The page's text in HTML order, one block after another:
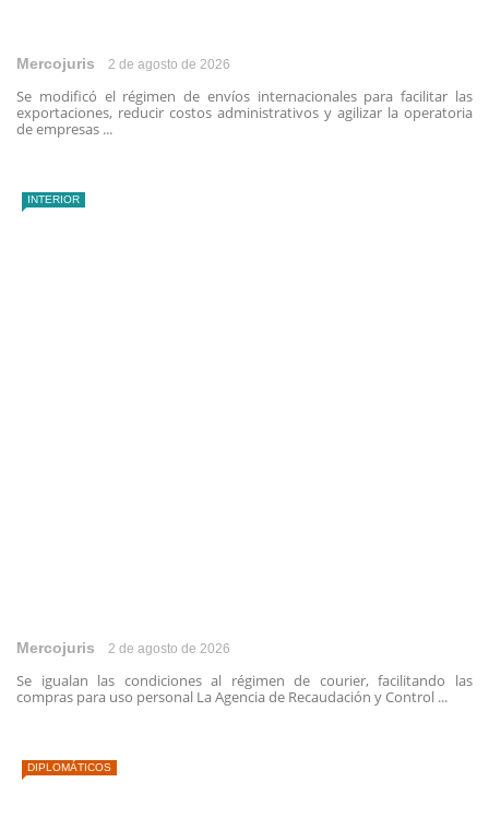
Mercojuris 2 de agosto de 2026
Se modificó el régimen de envíos internacionales para facilitar las
exportaciones, reducir costos administrativos y agilizar la operatoria
de empresas ...
INTERIOR
Mercojuris 2 de agosto de 2026
Se igualan las condiciones al régimen de courier, facilitando las
compras para uso personal La Agencia de Recaudación y Control ...
DIPLOMÁTICOS